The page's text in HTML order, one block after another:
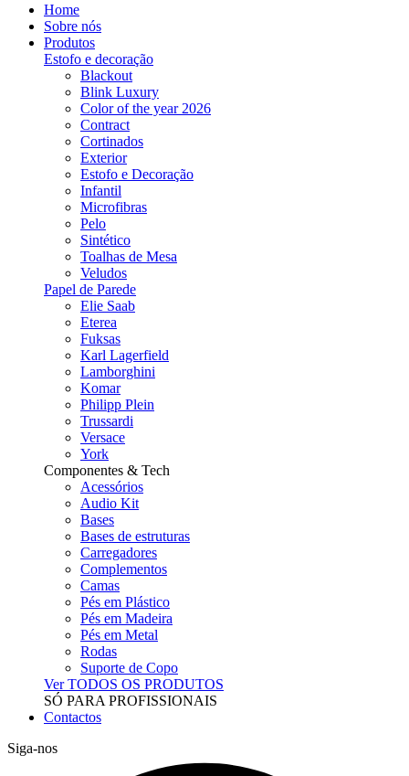
Home
Sobre nós
Produtos
Estofo e decoração
Blackout
Blink Luxury
Color of the year 2026
Contract
Cortinados
Exterior
Estofo e Decoração
Infantil
Microfibras
Pelo
Sintético
Toalhas de Mesa
Veludos
Papel de Parede
Elie Saab
Eterea
Fuksas
Karl Lagerfield
Lamborghini
Komar
Philipp Plein
Trussardi
Versace
York
Componentes & Tech
Acessórios
Audio Kit
Bases
Bases de estruturas
Carregadores
Complementos
Camas
Pés em Plástico
Pés em Madeira
Pés em Metal
Rodas
Suporte de Copo
Ver TODOS OS PRODUTOS
SÓ PARA PROFISSIONAIS
Contactos
Siga-nos